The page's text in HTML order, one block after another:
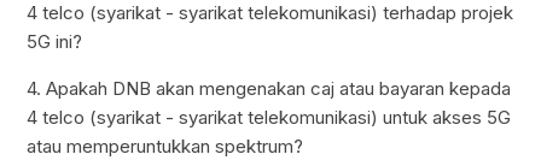
4 telco (syarikat - syarikat telekomunikasi) terhadap projek
5G ini?
4. Apakah DNB akan mengenakan caj atau bayaran kepada
4 telco (syarikat - syarikat telekomunikasi) untuk akses 5G
atau memperuntukkan spektrum?